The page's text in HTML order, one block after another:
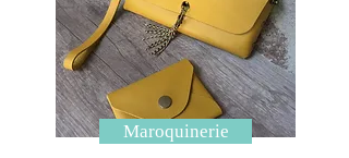
Maroquinerie